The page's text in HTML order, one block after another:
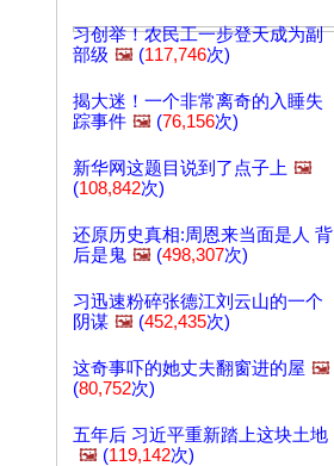
习创举！农民工一步登天成为副
部级 🖼️ (117,746次)
揭大迷！一个非常离奇的入睡失
踪事件 🖼️ (76,156次)
新华网这题目说到了点子上 🖼️
(108,842次)
还原历史真相:周恩来当面是人 背
后是鬼 🖼️ (498,307次)
习迅速粉碎张德江刘云山的一个
阴谋 🖼️ (452,435次)
这奇事吓的她丈夫翻窗进的屋 🖼️
(80,752次)
五年后 习近平重新踏上这块土地
🖼️ (119,142次)